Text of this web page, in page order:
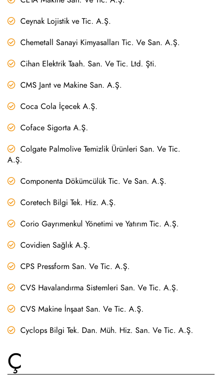
Ceynak Lojistik ve Tic. A.Ş.
Chemetall Sanayi Kimyasalları Tic. Ve San. A.Ş.
Cihan Elektrik Taah. San. Ve Tic. Ltd. Şti.
CMS Jant ve Makine San. A.Ş.
Coca Cola İçecek A.Ş.
Coface Sigorta A.Ş.
Colgate Palmolive Temizlik Ürünleri San. Ve Tic.
A.Ş.
Componenta Dökümcülük Tic. Ve San. A.Ş.
Coretech Bilgi Tek. Hiz. A.Ş.
Corio Gayrımenkul Yönetimi ve Yatırım Tic. A.Ş.
Covidien Sağlık A.Ş.
CPS Pressform San. Ve Tic. A.Ş.
CVS Havalandırma Sistemleri San. Ve Tic. A.Ş.
CVS Makine İnşaat San. Ve Tic. A.Ş.
Cyclops Bilgi Tek. Dan. Müh. Hiz. San. Ve Tic. A.Ş.
Ç